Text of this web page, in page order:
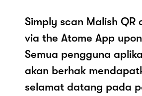
Simply scan Malish QR
via the Atome App
Semua pengguna
akan berhak
selamat datang pada